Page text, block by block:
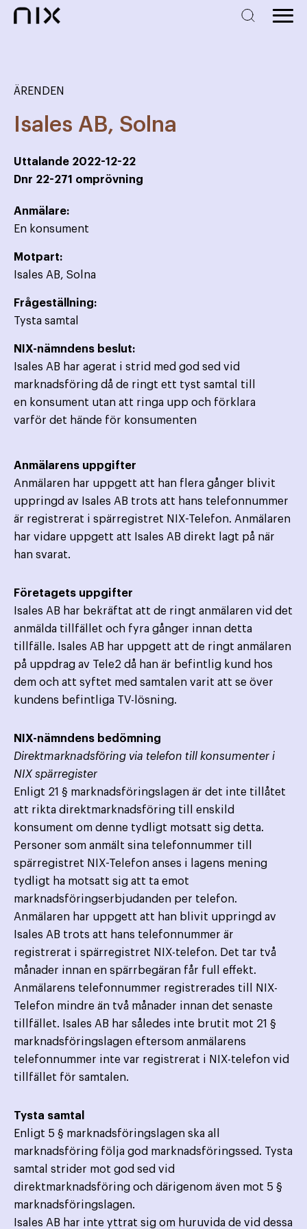
ÄRENDEN
Isales AB, Solna
Uttalande 2022-12-22
Dnr 22-271 omprövning
Anmälare:
En konsument
Motpart:
Isales AB, Solna
Frågeställning:
Tysta samtal
NIX-nämndens beslut:
Isales AB har agerat i strid med god sed vid
marknadsföring då de ringt ett tyst samtal till
en konsument utan att ringa upp och förklara
varför det hände för konsumenten
Anmälarens uppgifter
Anmälaren har uppgett att han flera gånger blivit
uppringd av Isales AB trots att hans telefonnummer
är registrerat i spärregistret NIX-Telefon. Anmälaren
har vidare uppgett att Isales AB direkt lagt på när
han svarat.
Företagets uppgifter
Isales AB har bekräftat att de ringt anmälaren vid det
anmälda tillfället och fyra gånger innan detta
tillfälle. Isales AB har uppgett att de ringt anmälaren
på uppdrag av Tele2 då han är befintlig kund hos
dem och att syftet med samtalen varit att se över
kundens befintliga TV-lösning.
NIX-nämndens bedömning
Direktmarknadsföring via telefon till konsumenter i
NIX spärregister
Enligt 21 § marknadsföringslagen är det inte tillåtet
att rikta direktmarknadsföring till enskild
konsument om denne tydligt motsatt sig detta.
Personer som anmält sina telefonnummer till
spärregistret NIX-Telefon anses i lagens mening
tydligt ha motsatt sig att ta emot
marknadsföringserbjudanden per telefon.
Anmälaren har uppgett att han blivit uppringd av
Isales AB trots att hans telefonnummer är
registrerat i spärregistret NIX-telefon. Det tar två
månader innan en spärrbegäran får full effekt.
Anmälarens telefonnummer registrerades till NIX-
Telefon mindre än två månader innan det senaste
tillfället. Isales AB har således inte brutit mot 21 §
marknadsföringslagen eftersom anmälarens
telefonnummer inte var registrerat i NIX-telefon vid
tillfället för samtalen.
Tysta samtal
Enligt 5 § marknadsföringslagen ska all
marknadsföring följa god marknadsföringssed. Tysta
samtal strider mot god sed vid
direktmarknadsföring och därigenom även mot 5 §
marknadsföringslagen.
Isales AB har inte yttrat sig om huruvida de vid dessa